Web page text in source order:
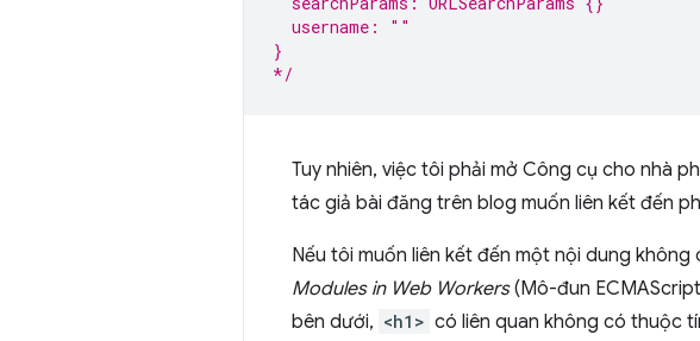
  username: ""
}
*/
Tuy nhiên, việc tôi phải mở Công cụ cho nhà
tác giả bài đăng trên blog muốn liên kết đến
Nếu tôi muốn liên kết đến một nội dung không
Modules in Web Workers(Mô-đun
bên dưới, <h1> có liên quan không có thuộc